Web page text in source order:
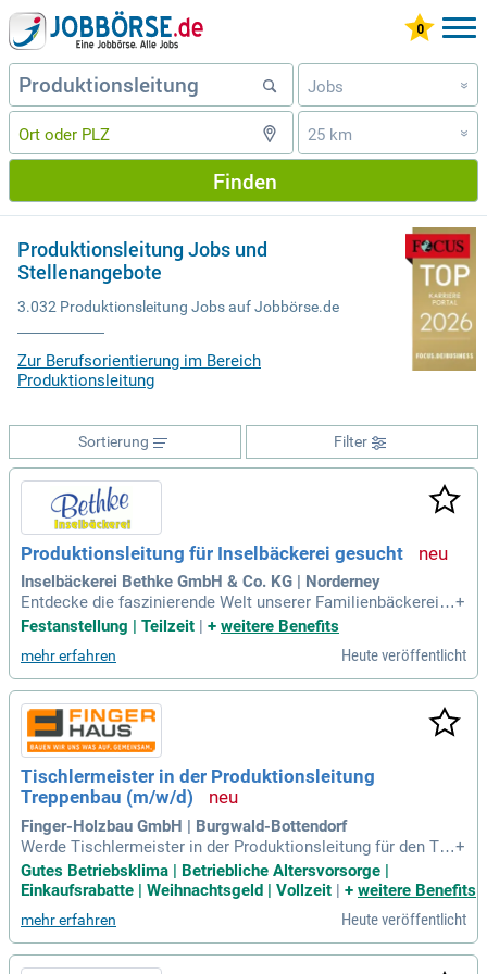
Jobs »
25 km »
Finden
Produktionsleitung Jobs und
Stellenangebote
3.032 Produktionsleitung Jobs auf Jobbörse.de
Zur Berufsorientierung im Bereich
Produktionsleitung
Filter
Sortierung
Produktionsleitung für Inselbäckerei gesucht
Inselbäckerei Bethke GmbH & Co. KG | Norderney
Entdecke die faszinierende Welt unserer Familienbäckerei a
uf Norderney! Wir suchen leidenschaftliche Teammitglieder,
lzeit, Teilzeit oder Ausbildung – wir bieten diverse Karrierem
öglichkeiten. Unsere Bäckerei steht für höchste Qualität un
d ein harmonisches Arbeitsumfeld. Als Produktionsleiter
(m/w/d) bist du für die gesamte Produktionsüberwachung v
erantwortlich und sorgst für reibungslose Abläufe. Werde Te
il unseres großartigen Teams auf einer der schönsten Inseln
Deutschlands und bereichere unsere Tradition mit deiner Erf
ahrung!
+
Festanstellung | Teilzeit
+ weitere Benefits
mehr erfahren Heute veröffentlicht
Tischlermeister in der Produktionsleitung
Treppenbau (m/w/d)
Finger-Holzbau GmbH | Burgwald-Bottendorf
Werde Tischlermeister in der Produktionsleitung für den Tre
ppenbau (m/w/d) bei Finger Treppen! In dieser Schlüsselpos
ition vereinen Sie Menschen, Technik und Handwerk, um ers
tklassige Treppen zu schaffen. Ihr Team produziert langlebig
e Treppen aus hochwertigen Materialien mit höchster Präzis
ion. Sie sind verantwortlich für die optimale Einsatzplanung,
Aufgabenverteilung und die termingerechte Abwicklung von
+
Gutes Betriebsklima | Betriebliche Altersvorsorge |
Einkaufsrabatte | Weihnachtsgeld | Vollzeit | + weitere Benefits
mehr erfahren Heute veröffentlicht